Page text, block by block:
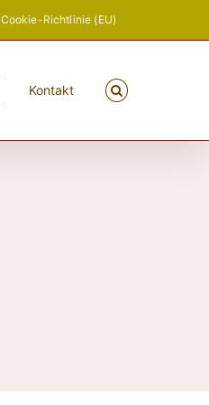
Cookie-Richtlinie (EU)
Kontakt